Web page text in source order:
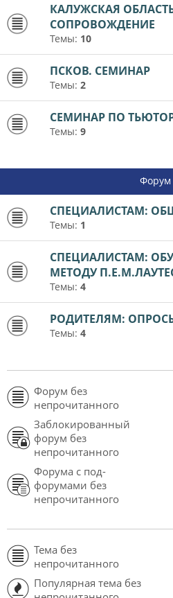
КАЛУЖСКАЯ
СОПРОВОЖДЕНИЕ
Темы: 10
ПСКОВ. СЕМИНАР
Темы: 2
СЕМИНАР ПО
Темы: 9
Форум
СПЕЦИАЛИСТАМ:
Темы: 1
СПЕЦИАЛИСТАМ:
МЕТОДУ
Темы: 4
РОДИТЕЛЯМ:
Темы: 4
Форум без
непрочитанного
Заблокированный
форум без
непрочитанного
Форума с под-
форумами без
непрочитанного
Тема без
непрочитанного
Популярная тема без